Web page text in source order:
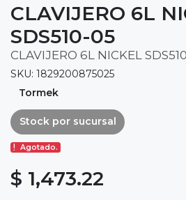
CLAVIJERO 6L
SDS510-05
CLAVIJERO 6L NICKEL
SKU: 1829200875025
Tormek
Stock por sucursal
Agotado.
$ 1,473.22